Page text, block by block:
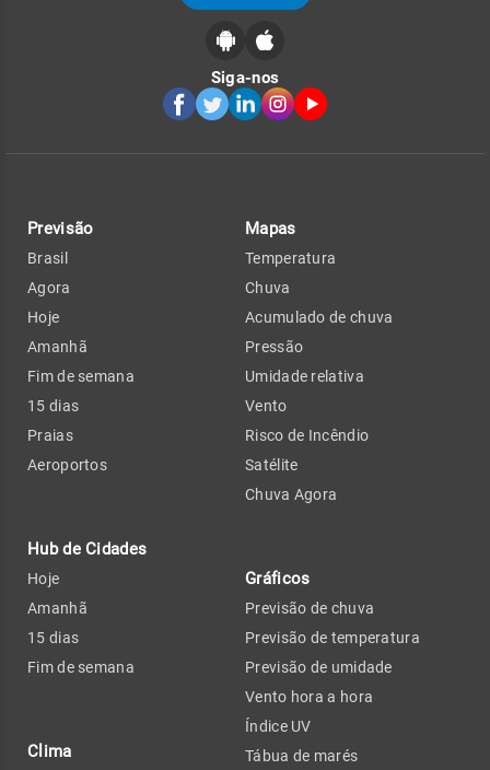
Siga-nos
Previsão
Brasil
Agora
Hoje
Amanhã
Fim de semana
15 dias
Praias
Aeroportos
Hub de Cidades
Hoje
Amanhã
15 dias
Fim de semana
Clima
Mapas
Temperatura
Chuva
Acumulado de chuva
Pressão
Umidade relativa
Vento
Risco de Incêndio
Satélite
Chuva Agora
Gráficos
Previsão de chuva
Previsão de temperatura
Previsão de umidade
Vento hora a hora
Índice UV
Tábua de marés